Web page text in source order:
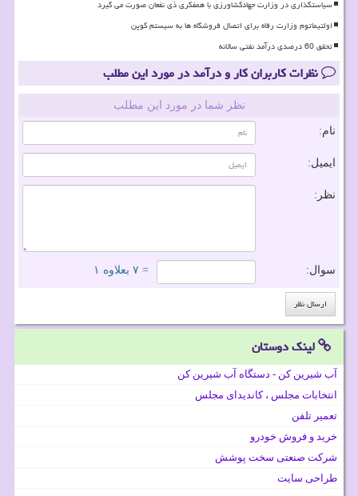
سیاستگذاری در وزارت جهادکشاورزی با همفکری ذی نفعان صورت می گیرد
اولتیماتوم وزارت رفاه برای اتصال فروشگاه ها به سیستم کوپن
تحقق 60 درصدی درآمد نفتی سالانه
نظرات کاربران کار و درآمد در مورد این مطلب
نظر شما در مورد این مطلب
نام:
ایمیل:
نظر:
سوال: = ۷ بعلاوه ۱
لینک دوستان
آب شیرین کن - دستگاه آب شیرین کن
انتخابات مجلس ، کاندیدای مجلس
تعمیر تلفن
خرید و فروش خودرو
شرکت صنعتی سخت پوشش
طراحی سایت